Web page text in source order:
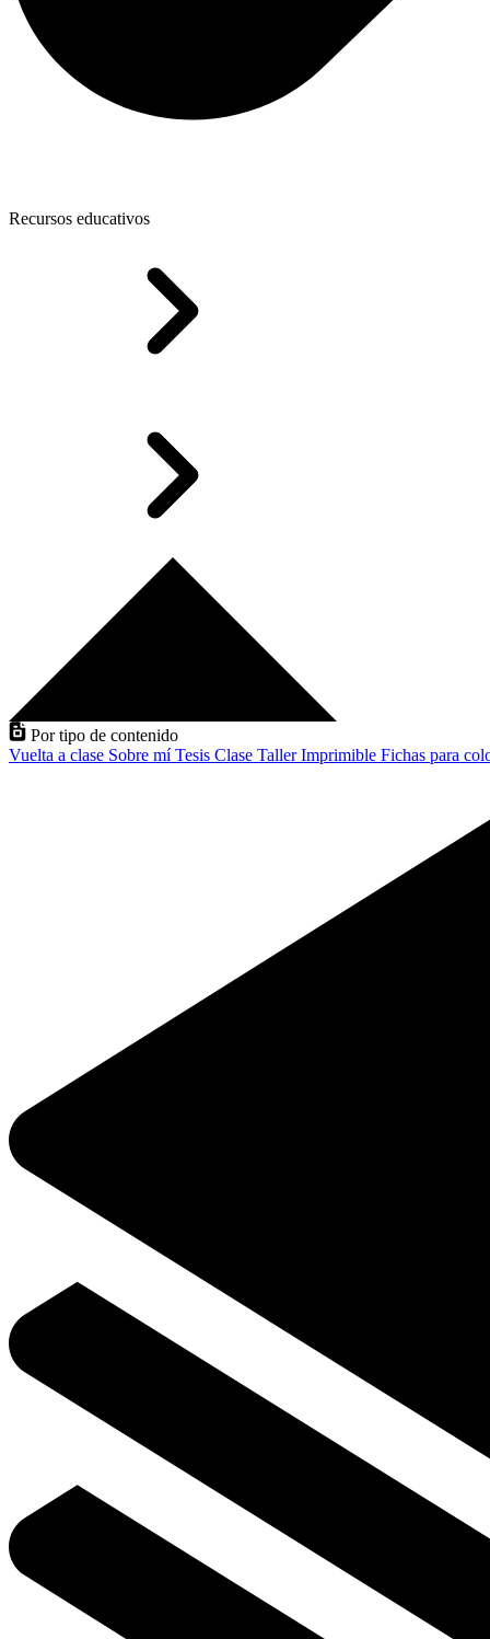
Recursos educativos
Por tipo de contenido
Vuelta a clase Sobre míTesis Clase TallerImprimible Fichas para